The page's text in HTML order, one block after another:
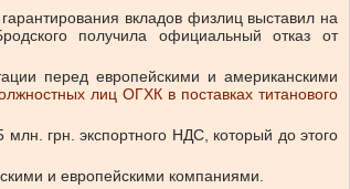
гарантирования вкладов физлиц выставил на
получила официальный отказ от
перед европейскими и американскими
лиц ОГХК в поставках титанового
грн. экспортного НДС, который до этого
и европейскими компаниями.